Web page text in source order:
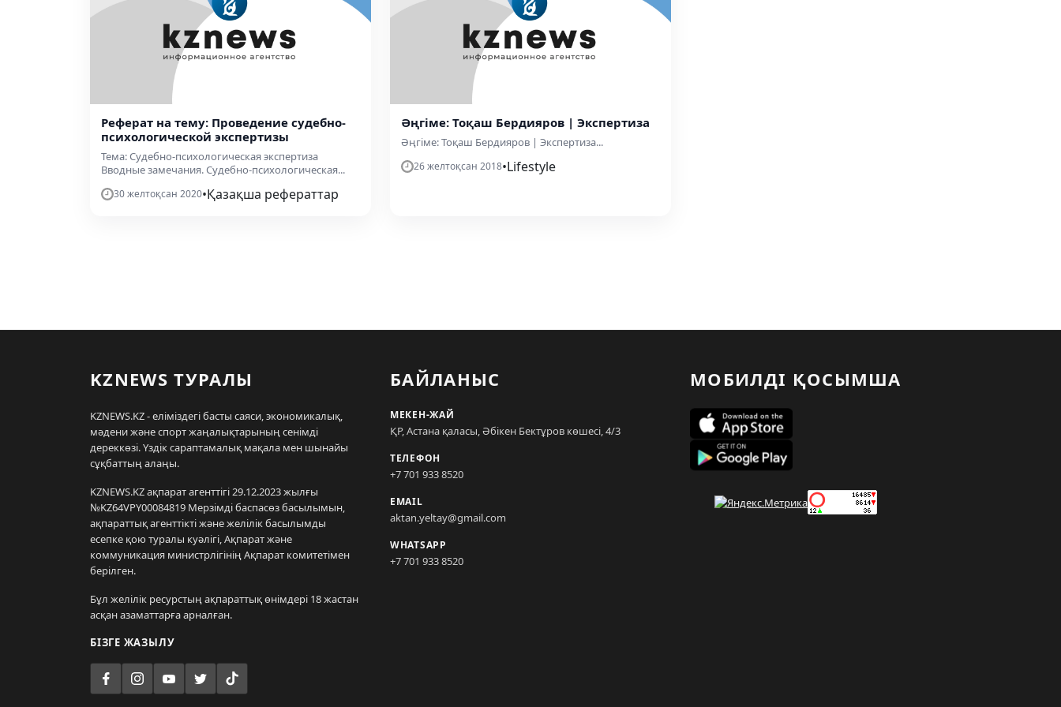
Реферат на тему: Проведение судебно-
психологической экспертизы
Тема: Судебно-психологическая экспертиза
Вводные замечания. Судебно-психологическая...
30 желтоқсан 2020•Қазақша рефераттар
Әңгіме: Тоқаш Бердияров | Экспертиза
Әңгіме: Тоқаш Бердияров | Экспертиза...
26 желтоқсан 2018•Lifestyle
KZNEWS ТУРАЛЫ
KZNEWS.KZ - еліміздегі басты саяси, экономикалық,
мәдени және спорт жаңалықтарының сенімді
дереккөзі. Үздік сараптамалық мақала мен шынайы
сұқбаттың алаңы.
KZNEWS.KZ ақпарат агенттігі 29.12.2023 жылғы
№KZ64VPY00084819 Мерзімді баспасөз басылымын,
ақпараттық агенттікті және желілік басылымды
есепке қою туралы куәлігі, Ақпарат және
коммуникация министрлігінің Ақпарат комитетімен
берілген.
Бұл желілік ресурстың ақпараттық өнімдері 18 жастан
асқан азаматтарға арналған.
БІЗГЕ ЖАЗЫЛУ
БАЙЛАНЫС
МЕКЕН-ЖАЙ
ҚР, Астана қаласы, Әбікен Бектұров көшесі, 4/3
ТЕЛЕФОН
+7 701 933 8520
EMAIL
aktan.yeltay@gmail.com
WHATSAPP
+7 701 933 8520
МОБИЛДІ ҚОСЫМША